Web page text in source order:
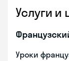
Услуги и
Уроки